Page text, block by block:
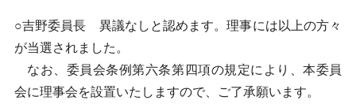
○吉野委員長 異議なしと認めます。理事には以上の方々
が当選されました。
なお、委員会条例第六条第四項の規定により、本委員
会に理事会を設置いたしますので、ご了承願います。